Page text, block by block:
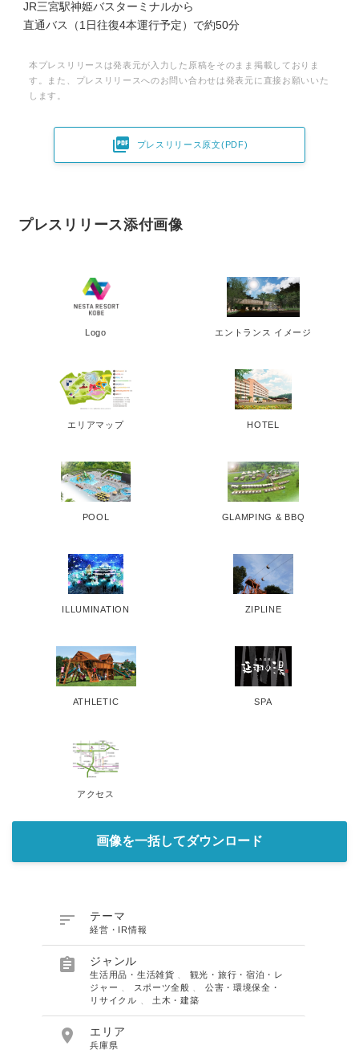
JR三宮駅神姫バスターミナルから
直通バス（1日往復4本運行予定）で約50分
本プレスリリースは発表元が入力した原稿をそのまま掲載しておりま
す。また、プレスリリースへのお問い合わせは発表元に直接お願いいた
します。
 プレスリリース原文(PDF)
プレスリリース添付画像
Logo エントランス イメージ
エリアマップ HOTEL
POOL GLAMPING & BBQ
ILLUMINATION ZIPLINE
ATHLETIC SPA
アクセス
画像を一括してダウンロード
 テーマ
経営・IR情報
 ジャンル
生活用品・生活雑貨
観光・旅行・宿泊・レ
ジャー
スポーツ全般
公害・環境保全・
リサイクル
土木・建築
 エリア
兵庫県